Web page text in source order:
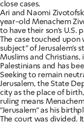
close cases.
Ari and Naomi
year-old Menachem
to have their son's U.S.
The case touched upon
subject" of Jerusalem's
Muslims and Christians,
Palestinians and has
Seeking to remain
Jerusalem, the State
city as the place of
ruling means
"Jerusalem" as his
The court was divided.